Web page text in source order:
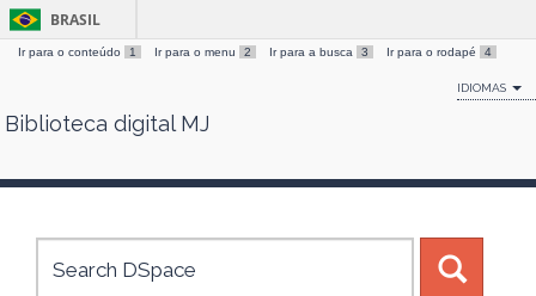
Skip
BRASIL
Ir para o conteúdo 1 Ir para o menu 2 Ir para a busca 3 Ir para o rodapé 4
IDIOMAS
Biblioteca digital MJ